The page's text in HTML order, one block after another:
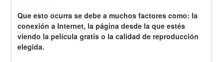
Que esto ocurra se debe a muchos factores como: la
conexión a Internet, la página desde la que estés
viendo la película gratis o la calidad de reproducción
elegida.